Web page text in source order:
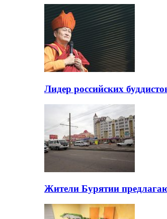
Лидер российских
Жители Бурятии